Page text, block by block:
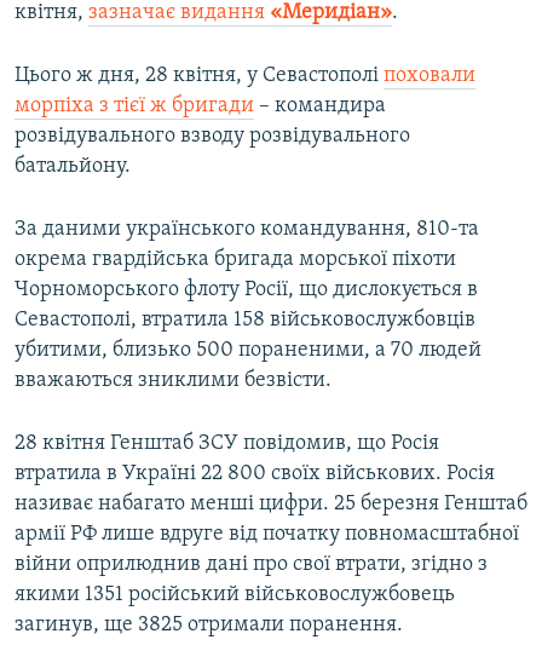
квітня, зазначає видання «Меридіан».
Цього ж дня, 28 квітня, у Севастополі поховали
морпіха з тієї ж бригади – командира
розвідувального взводу розвідувального
батальйону.
За даними українського командування, 810-та
окрема гвардійська бригада морської піхоти
Чорноморського флоту Росії, що дислокується в
Севастополі, втратила 158 військовослужбовців
убитими, близько 500 пораненими, а 70 людей
вважаються зниклими безвісти.
28 квітня Генштаб ЗСУ повідомив, що Росія
втратила в Україні 22 800 своїх військових. Росія
називає набагато менші цифри. 25 березня Генштаб
армії РФ лише вдруге від початку повномасштабної
війни оприлюднив дані про свої втрати, згідно з
якими 1351 російський військовослужбовець
загинув, ще 3825 отримали поранення.